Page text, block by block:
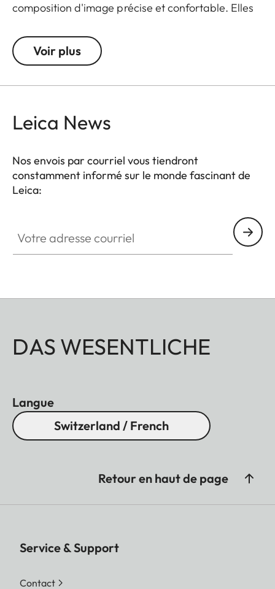
composition d'image précise et confortable. Elles
dioptries. À noter : le viseur du Leica M est réglé
par défaut sur -0,5 dioptrie afin de garantir une
Voir plus
Leica News
Nos envois par courriel vous tiendront
constamment informé sur le monde fascinant de
Leica:
DAS WESENTLICHE
Langue
Switzerland / French
Retour en haut de page
Service & Support
Contact